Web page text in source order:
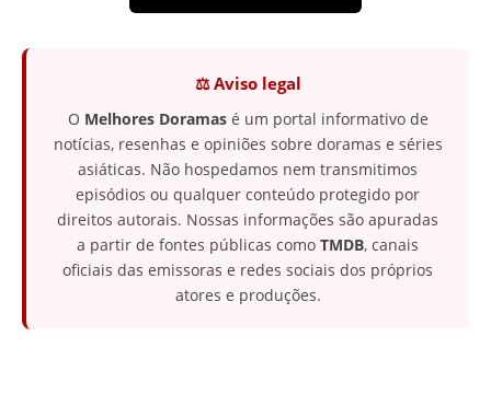
⚖️ Aviso legal
O Melhores Doramasé um portal informativo de
notícias, resenhas e opiniões sobre doramas e séries
asiáticas. Não hospedamos nem transmitimos
episódios ou qualquer conteúdo protegido por
direitos autorais. Nossas informações são apuradas
a partir de fontes públicas como TMDB, canais
oficiais das emissoras e redes sociais dos próprios
atores e produções.